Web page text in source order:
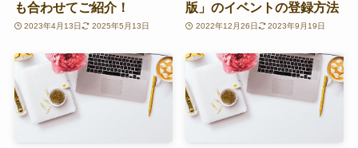
も合わせてご紹介！
2023年4月13日 2025年5月13日
版」のイベントの登録方法
2022年12月26日 2023年9月19日